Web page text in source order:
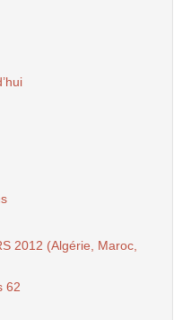
2012 (Algérie, Maroc,
62